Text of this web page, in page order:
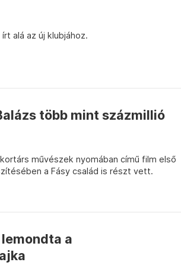
alá az új klubjához.
több mint százmillió
művészek nyomában című film első
a Fásy család is részt vett.
a